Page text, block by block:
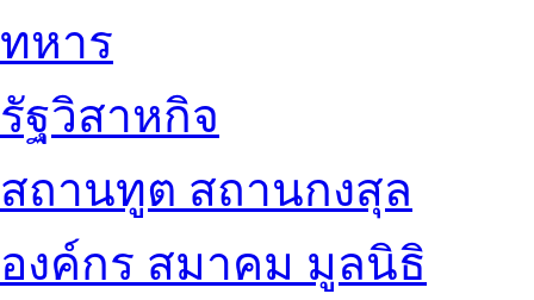
ทหาร
รัฐวิสาหกิจ
สถานทูต สถานกงสุล
องค์กร สมาคม มูลนิธิ